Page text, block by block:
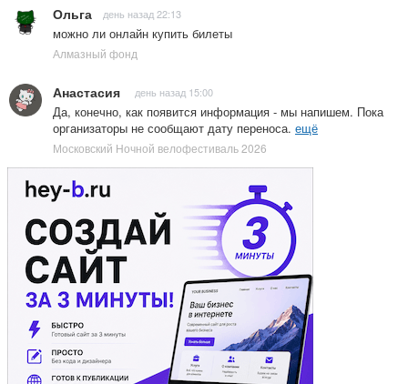
Ольга день назад 22:13
можно ли онлайн купить билеты
Алмазный фонд
Анастасия день назад 15:00
Да, конечно, как появится информация - мы напишем. Пока
организаторы не сообщают дату переноса. ещё
Московский Ночной велофестиваль 2026